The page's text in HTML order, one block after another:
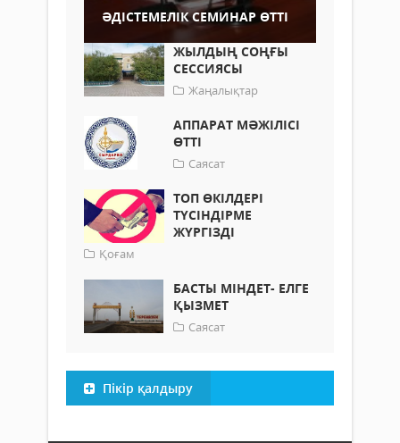
ӘДІСТЕМЕЛІК СЕМИНАР ӨТТІ
ЖЫЛДЫҢ СОҢҒЫ
СЕССИЯСЫ
Жаңалықтар
АППАРАТ МӘЖІЛІСІ
ӨТТІ
Саясат
ТОП ӨКІЛДЕРІ
ТҮСІНДІРМЕ
ЖҮРГІЗДІ
Қоғам
БАСТЫ МІНДЕТ- ЕЛГЕ
ҚЫЗМЕТ
Саясат
Пікір қалдыру